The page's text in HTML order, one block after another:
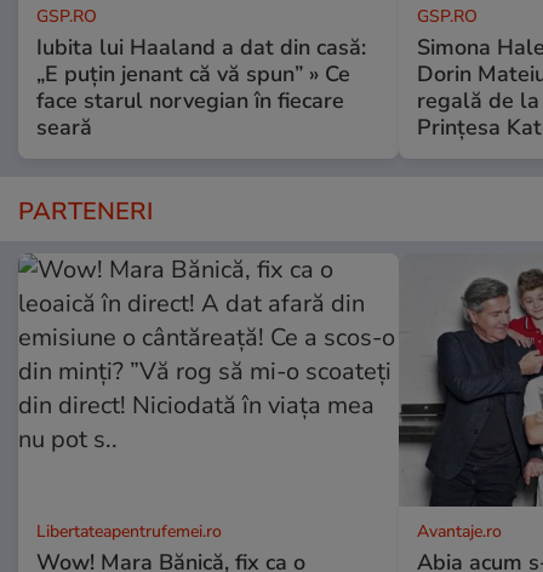
GSP.RO
Iubita lui Haaland a dat din casă:
„E puțin jenant că vă spun” » Ce
face starul norvegian în fiecare
seară
GSP.RO
Simona
Dorin
regală de
Prințesa
PARTENERI
Libertateapentrufemei.ro
Wow! Mara Bănică, fix ca o
Avantaje.ro
Abia acum